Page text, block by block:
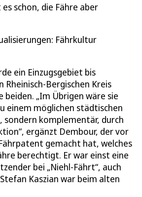
schon, die Fähre aber
Fährkultur
ein Einzugsgebiet bis
Rheinisch-Bergischen Kreis
beiden. „Im Übrigen wäre sie
einem möglichen städtischen
sondern komplementär, durch
ergänzt Dembour, der vor
gemacht hat, welches
berechtigt. Er war einst eine
bei „Niehl-Fährt“, auch
Kaszian war beim alten